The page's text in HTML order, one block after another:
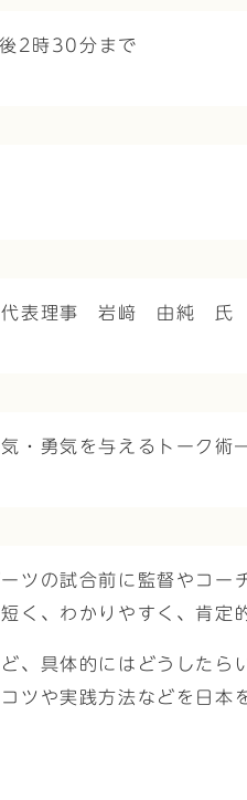
2時30分まで
代表理事 岩﨑 由純 氏
・勇気を与えるトーク術
ツの試合前に監督やコ
く、わかりやすく、肯定
、具体的にはどうした
ツや実践方法などを日